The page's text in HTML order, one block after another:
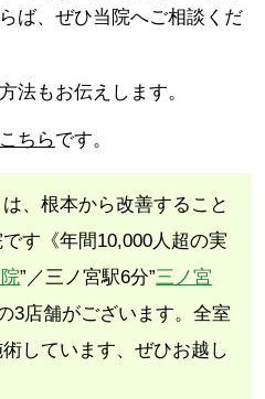
ば、ぜひ当院へご相談くだ
法もお伝えします。
こちらです。
は、根本から改善すること
す《年間10,000人超の実
”／三ノ宮駅6分”三ノ宮
3店舗がございます。全室
しています、ぜひお越し